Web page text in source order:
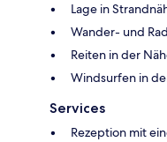
Lage in
Wander- und
Reiten in der
Windsurfen in
Services
Rezeption mit